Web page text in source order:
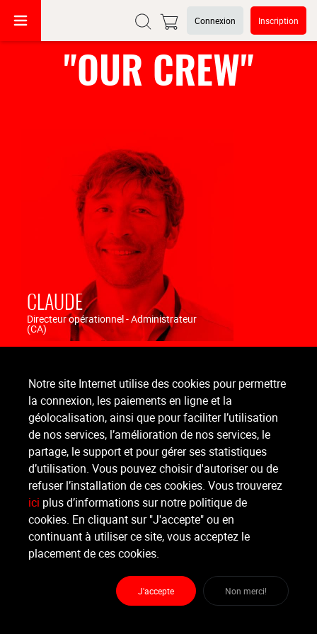
Connexion Inscription
"OUR CREW"
CLAUDE
Directeur opérationnel - Administrateur
(CA)
LOÏC
Développeur Back-end & Front-end
Notre site Internet utilise des cookies pour permettre
la connexion, les paiements en ligne et la
géolocalisation, ainsi que pour faciliter l’utilisation
de nos services, l’amélioration de nos services, le
partage, le support et pour gérer ses statistiques
d’utilisation. Vous pouvez choisir d'autoriser ou de
refuser l’installation de ces cookies. Vous trouverez
ici plus d’informations sur notre politique de
cookies. En cliquant sur "J'accepte" ou en
continuant à utiliser ce site, vous acceptez le
placement de ces cookies.
J'accepte Non merci!